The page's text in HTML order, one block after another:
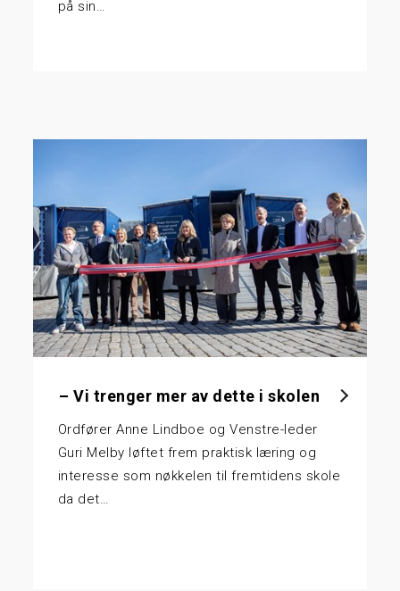
på sin…
– Vi trenger mer av dette i skolen
Ordfører Anne Lindboe og Venstre-leder
Guri Melby løftet frem praktisk læring og
interesse som nøkkelen til fremtidens skole
da det…